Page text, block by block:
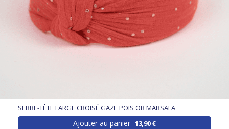
SERRE-TÊTE LARGE CROISÉ GAZE POIS OR MARSALA
Ajouter au panier 13,90 €